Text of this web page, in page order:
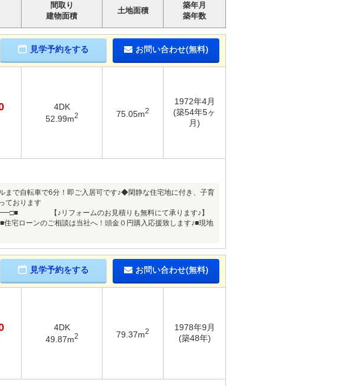
間取り
建物面積
土地面積
築年月
築年数
見学予約をする お問い合わせ(無料)
4DK
52.99m2 75.05m2
1972年4月
(築54年5ヶ
月)
自転車で6分！即ご入居可です♪◆閑静な住宅地に付き、子育
ております
ォームのお見積りも無料にて承ります♪】
相談は当社へ！頭金０円購入応援致します♪■現地
見学予約をする お問い合わせ(無料)
4DK
49.87m2 79.37m2
1978年9月
(築48年)